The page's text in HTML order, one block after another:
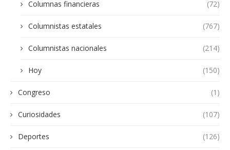
Columnas financieras (72)
Columnistas estatales (767)
Columnistas nacionales (214)
Hoy (150)
Congreso (1)
Curiosidades (107)
Deportes (126)